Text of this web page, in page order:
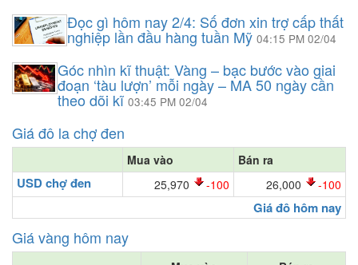
Đọc gì hôm nay 2/4: Số đơn xin trợ cấp thất
nghiệp lần đầu hàng tuần Mỹ04:15 PM 02/04
Góc nhìn kĩ thuật: Vàng – bạc bước vào giai
đoạn ‘tàu lượn’ mỗi ngày – MA 50 ngày cần
theo dõi kĩ 03:45 PM 02/04
Giá đô la chợ đen
Mua vào Bán ra
USD chợ đen 25,970 -100 26,000 -100
Giá đô hôm nay
Giá vàng hôm nay